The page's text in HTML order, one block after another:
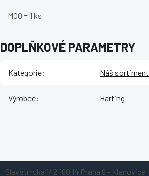
MOQ = 1 ks
DOPLŇKOVÉ PARAMETRY
Kategorie: Náš sortiment
Výrobce: Harting
Slavětínská 142 190 14 Praha 9 - Klánovice